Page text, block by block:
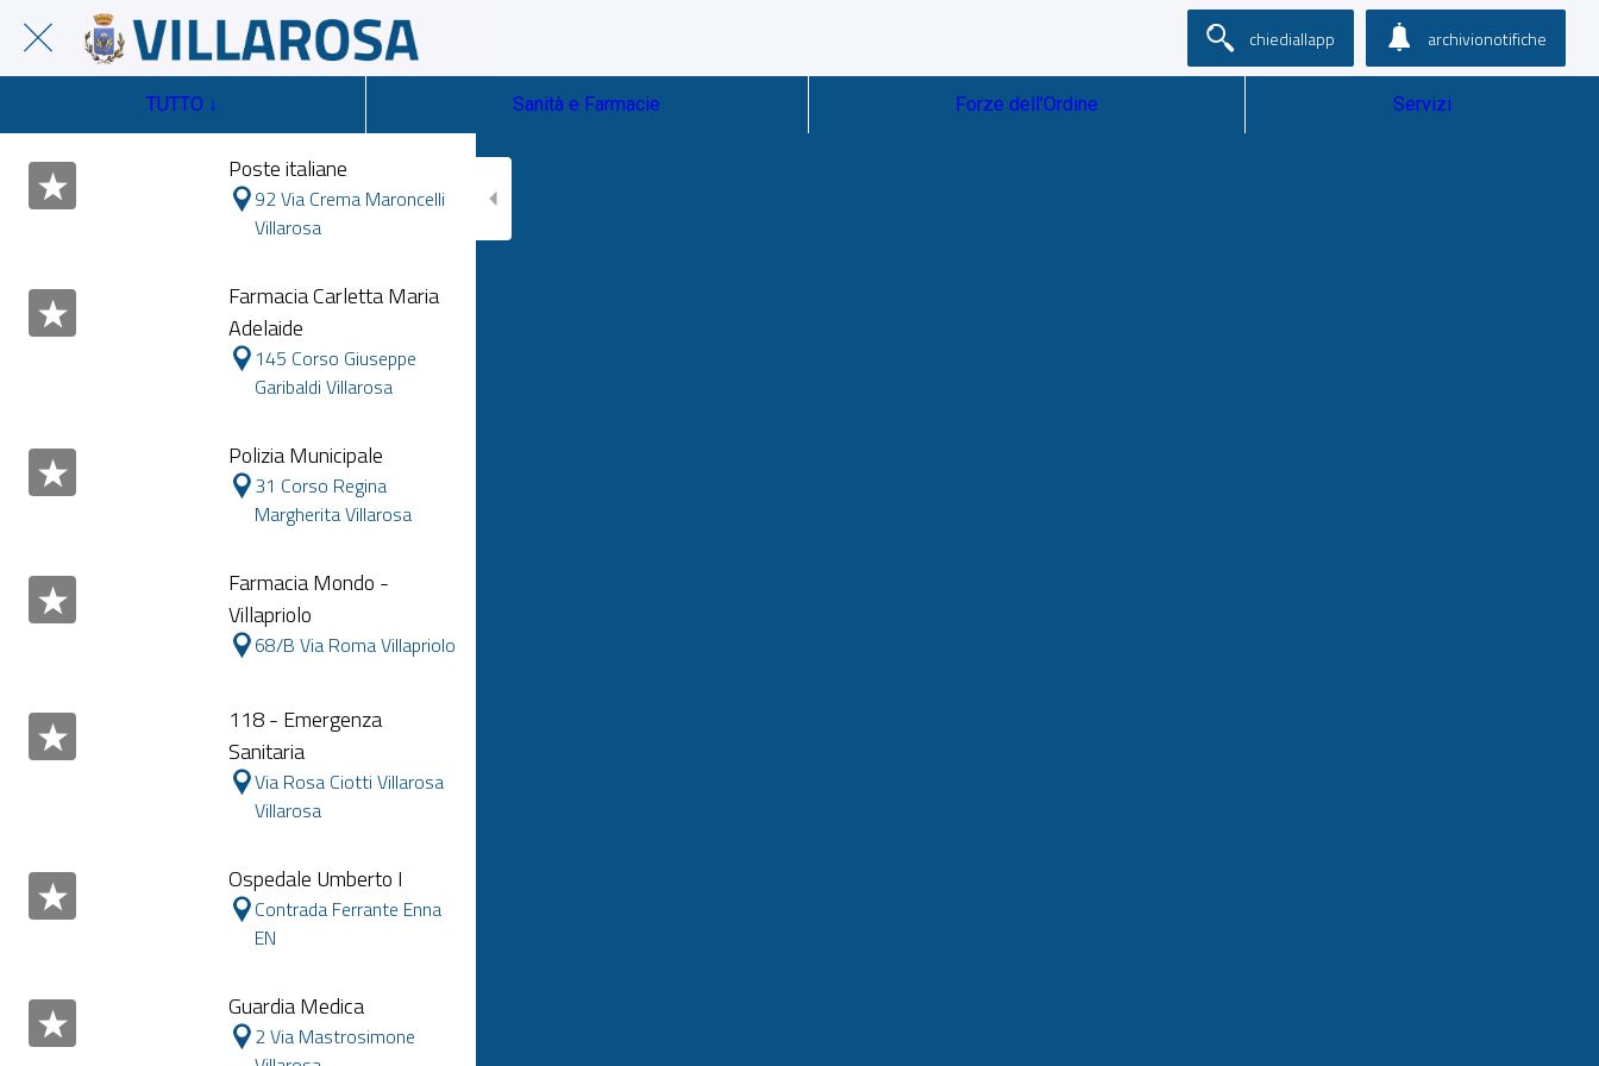
chiediallapp archivionotifiche
TUTTO ↓ Sanità e Farmacie Forze dell'Ordine Servizi
Poste italiane
92 Via Crema Maroncelli
Villarosa
Farmacia Carletta Maria
Adelaide
145 Corso Giuseppe
Garibaldi Villarosa
Polizia Municipale
31 Corso Regina
Margherita Villarosa
Farmacia Mondo -
Villapriolo
68/B Via Roma Villapriolo
118 - Emergenza
Sanitaria
Via Rosa Ciotti Villarosa
Villarosa
Ospedale Umberto I
Contrada Ferrante Enna
EN
Guardia Medica
2 Via Mastrosimone